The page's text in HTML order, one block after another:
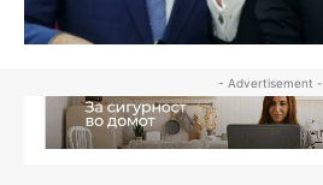
- Advertisement -